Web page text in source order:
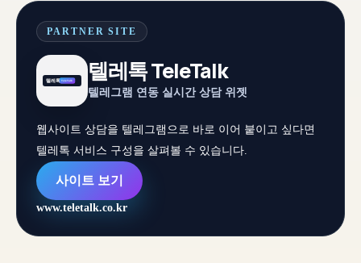
PARTNER SITE
텔레톡 TeleTalk
텔레그램 연동 실시간 상담 위젯
웹사이트 상담을 텔레그램으로 바로 이어 붙이고 싶다면
텔레톡 서비스 구성을 살펴볼 수 있습니다.
사이트 보기
www.teletalk.co.kr